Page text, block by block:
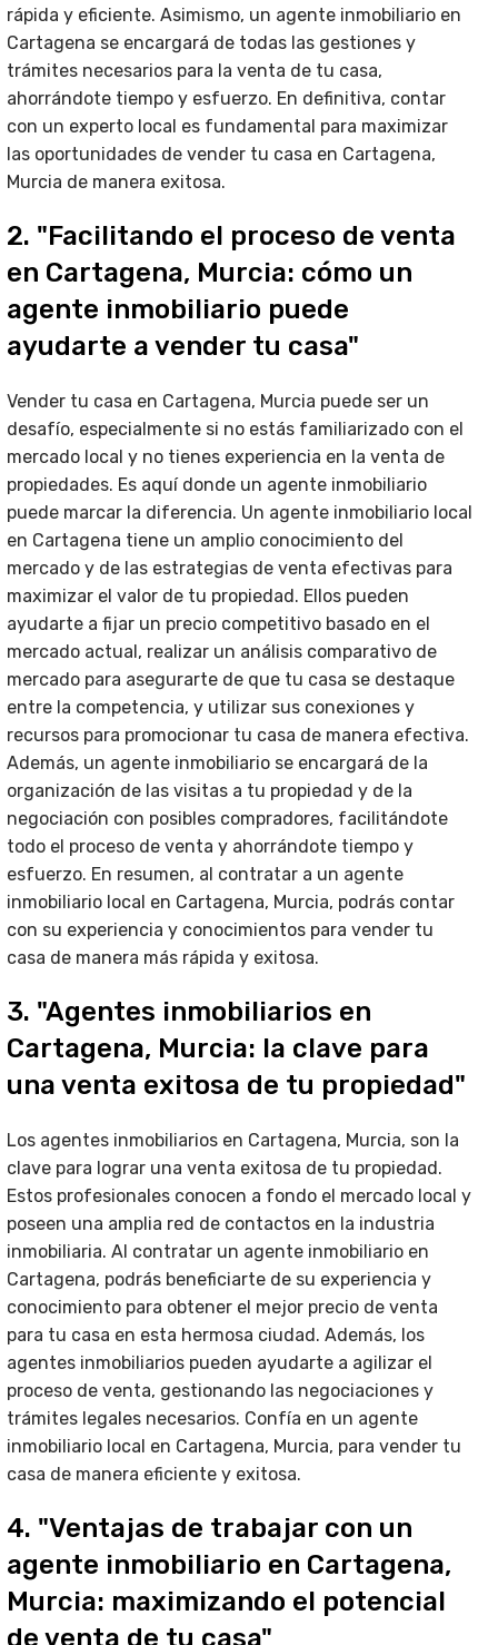
rápida y eficiente. Asimismo, un agente inmobiliario en
Cartagena se encargará de todas las gestiones y
trámites necesarios para la venta de tu casa,
ahorrándote tiempo y esfuerzo. En definitiva, contar
con un experto local es fundamental para maximizar
las oportunidades de vender tu casa en Cartagena,
Murcia de manera exitosa.
2. "Facilitando el proceso de venta
en Cartagena, Murcia: cómo un
agente inmobiliario puede
ayudarte a vender tu casa"
Vender tu casa en Cartagena, Murcia puede ser un
desafío, especialmente si no estás familiarizado con el
mercado local y no tienes experiencia en la venta de
propiedades. Es aquí donde un agente inmobiliario
puede marcar la diferencia. Un agente inmobiliario local
en Cartagena tiene un amplio conocimiento del
mercado y de las estrategias de venta efectivas para
maximizar el valor de tu propiedad. Ellos pueden
ayudarte a fijar un precio competitivo basado en el
mercado actual, realizar un análisis comparativo de
mercado para asegurarte de que tu casa se destaque
entre la competencia, y utilizar sus conexiones y
recursos para promocionar tu casa de manera efectiva.
Además, un agente inmobiliario se encargará de la
organización de las visitas a tu propiedad y de la
negociación con posibles compradores, facilitándote
todo el proceso de venta y ahorrándote tiempo y
esfuerzo. En resumen, al contratar a un agente
inmobiliario local en Cartagena, Murcia, podrás contar
con su experiencia y conocimientos para vender tu
casa de manera más rápida y exitosa.
3. "Agentes inmobiliarios en
Cartagena, Murcia: la clave para
una venta exitosa de tu propiedad"
Los agentes inmobiliarios en Cartagena, Murcia, son la
clave para lograr una venta exitosa de tu propiedad.
Estos profesionales conocen a fondo el mercado local y
poseen una amplia red de contactos en la industria
inmobiliaria. Al contratar un agente inmobiliario en
Cartagena, podrás beneficiarte de su experiencia y
conocimiento para obtener el mejor precio de venta
para tu casa en esta hermosa ciudad. Además, los
agentes inmobiliarios pueden ayudarte a agilizar el
proceso de venta, gestionando las negociaciones y
trámites legales necesarios. Confía en un agente
inmobiliario local en Cartagena, Murcia, para vender tu
casa de manera eficiente y exitosa.
4. "Ventajas de trabajar con un
agente inmobiliario en Cartagena,
Murcia: maximizando el potencial
de venta de tu casa"